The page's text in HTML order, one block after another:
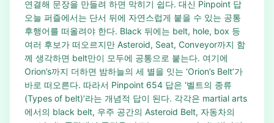
연결해 문장을 만들려 하면 막히기 쉽다. 대신 Pinpoint 답
오늘 퍼즐에서는 단서 뒤에 자연스럽게 붙을 수 있는 공통
후행어를 떠올려야 한다. Black 뒤에는 belt, hole, box 등
여러 후보가 떠오르지만 Asteroid, Seat, Conveyor까지 함
께 생각하면 belt만이 모두에 공통으로 붙는다. 여기에
Orion’s까지 더하면 밤하늘의 세 별을 잇는 ‘Orion’s Belt’가
바로 떠오른다. 따라서 Pinpoint 654 답은 ‘벨트의 종류
(Types of belt)’라는 개념적 답이 된다. 각각은 martial arts
에서의 black belt, 우주 공간의 Asteroid Belt, 자동차의